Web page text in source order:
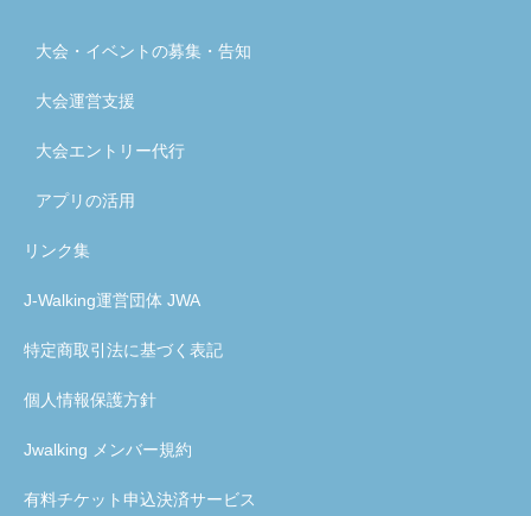
大会・イベントの募集・告知
大会運営支援
大会エントリー代行
アプリの活用
リンク集
J-Walking運営団体 JWA
特定商取引法に基づく表記
個人情報保護方針
Jwalking メンバー規約
有料チケット申込決済サービス